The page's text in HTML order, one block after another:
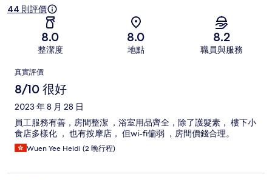
44 則評價
8.0
整潔度
8.0
地點
8.2
職員與服務
評
價
真實評價
8/10 很好
2023 年 8 月 28 日
員工服務有善，房間整潔 ，浴室用品齊全，除了護髮素， 樓下小
食店多樣化 ， 也有按摩店， 但wi-fi偏弱 ，房間價錢合理。
Wuen Yee Heidi (2 晚行程)